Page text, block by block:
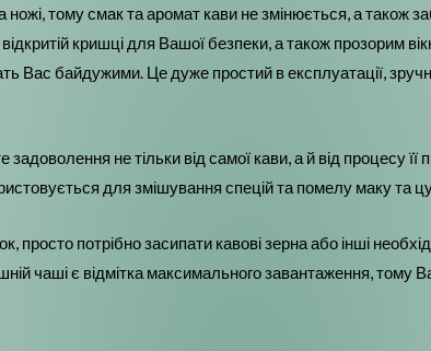
тому смак та аромат кави не змінюється, а також
кришці для Вашої безпеки, а також прозорим
Вас байдужими. Це дуже простий в експлуатації,
не тільки від самої кави, а й від процесу її
для змішування спецій та помелу маку та
потрібно засипати кавові зерна або інші
чаші є відмітка максимального завантаження, тому